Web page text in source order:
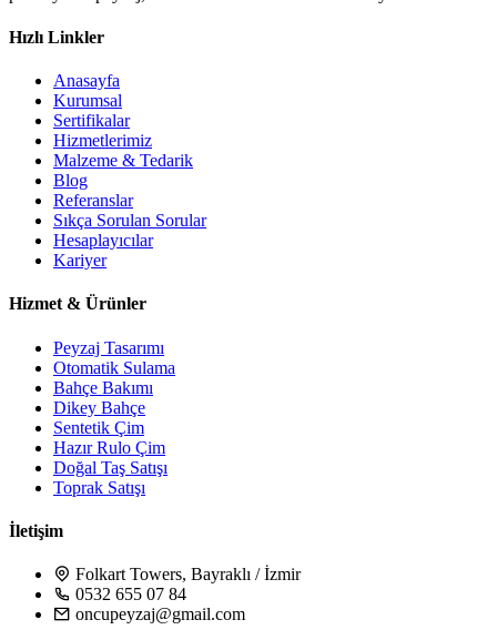
Hızlı Linkler
Anasayfa
Kurumsal
Sertifikalar
Hizmetlerimiz
Malzeme & Tedarik
Blog
Referanslar
Sıkça Sorulan Sorular
Hesaplayıcılar
Kariyer
Hizmet & Ürünler
Peyzaj Tasarımı
Otomatik Sulama
Bahçe Bakımı
Dikey Bahçe
Sentetik Çim
Hazır Rulo Çim
Doğal Taş Satışı
Toprak Satışı
İletişim
Folkart Towers, Bayraklı / İzmir
0532 655 07 84
oncupeyzaj@gmail.com